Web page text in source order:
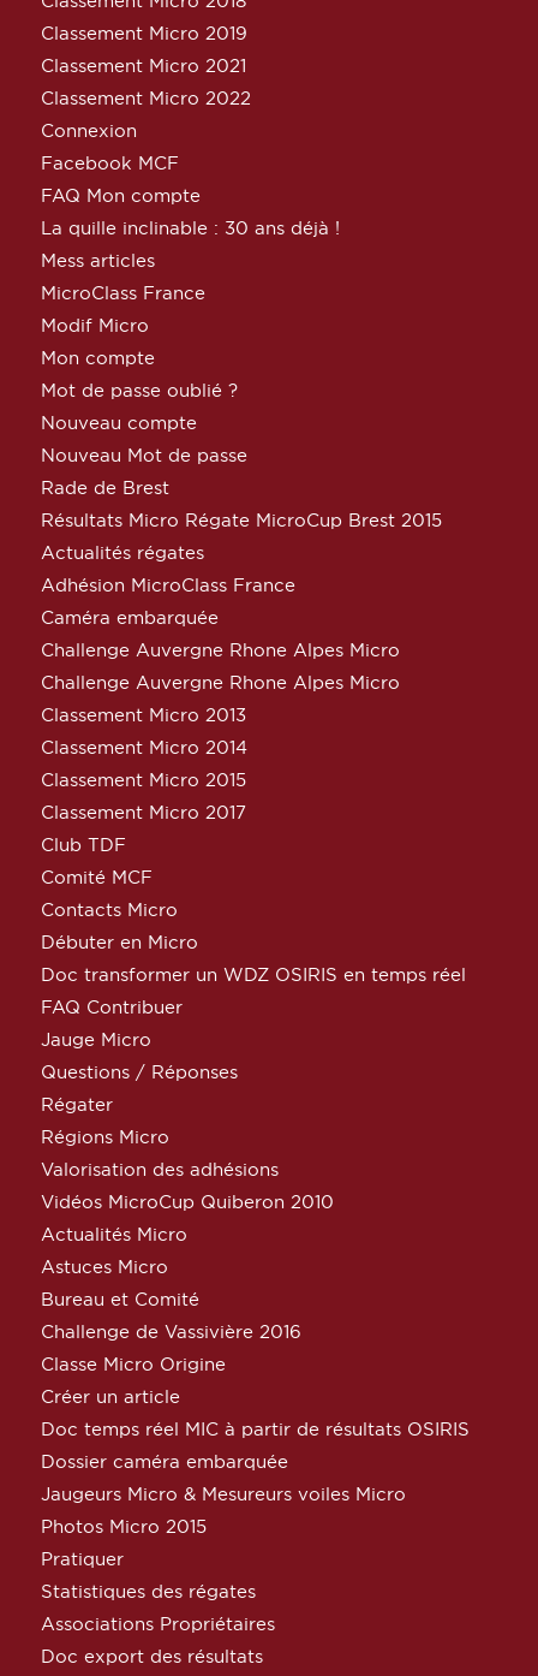
Classement Micro 2019
Classement Micro 2021
Classement Micro 2022
Connexion
Facebook MCF
FAQ Mon compte
La quille inclinable : 30 ans déjà !
Mess articles
MicroClass France
Modif Micro
Mon compte
Mot de passe oublié ?
Nouveau compte
Nouveau Mot de passe
Rade de Brest
Résultats Micro Régate MicroCup Brest 2015
Actualités régates
Adhésion MicroClass France
Caméra embarquée
Challenge Auvergne Rhone Alpes Micro
Challenge Auvergne Rhone Alpes Micro
Classement Micro 2013
Classement Micro 2014
Classement Micro 2015
Classement Micro 2017
Club TDF
Comité MCF
Contacts Micro
Débuter en Micro
Doc transformer un WDZ OSIRIS en temps réel
FAQ Contribuer
Jauge Micro
Questions / Réponses
Régater
Régions Micro
Valorisation des adhésions
Vidéos MicroCup Quiberon 2010
Actualités Micro
Astuces Micro
Bureau et Comité
Challenge de Vassivière 2016
Classe Micro Origine
Créer un article
Doc temps réel MIC à partir de résultats OSIRIS
Dossier caméra embarquée
Jaugeurs Micro & Mesureurs voiles Micro
Photos Micro 2015
Pratiquer
Statistiques des régates
Associations Propriétaires
Doc export des résultats